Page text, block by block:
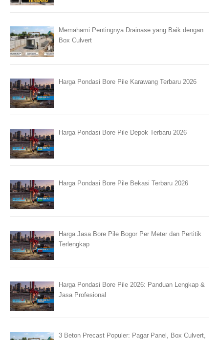
Memahami Pentingnya Drainase yang Baik dengan
Box Culvert
Harga Pondasi Bore Pile Karawang Terbaru 2026
Harga Pondasi Bore Pile Depok Terbaru 2026
Harga Pondasi Bore Pile Bekasi Terbaru 2026
Harga Jasa Bore Pile Bogor Per Meter dan Pertitik
Terlengkap
Harga Pondasi Bore Pile 2026: Panduan Lengkap &
Jasa Profesional
3 Beton Precast Populer: Pagar Panel, Box Culvert,